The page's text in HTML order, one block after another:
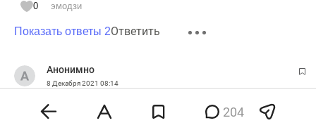
0 эмодзи
Показать ответы 2Ответить
Анонимно
8 Декабря 2021 08:14
А судьи кто?
204